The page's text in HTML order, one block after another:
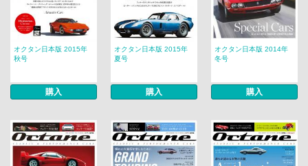
オクタン日本版 2015年
秋号
購入
オクタン日本版 2015年
夏号
購入
オクタン日本版 2014年
冬号
購入